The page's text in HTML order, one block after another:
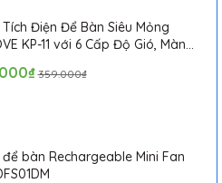
Điện Để Bàn Siêu Mỏng
KP-11 với 6 Cấp Độ Gió, Màn
359.000₫
Mini Fan